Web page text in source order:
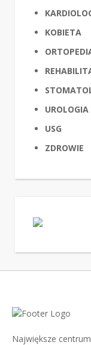
KOBIETA
UROLOGIA
USG
ZDROWIE
Największe